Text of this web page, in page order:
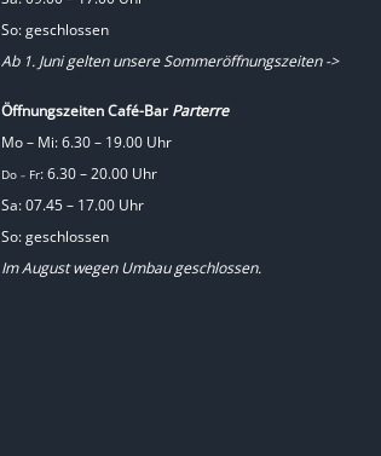
So: geschlossen
Ab 1. Juni gelten unsere Sommeröffnungszeiten ->
Öffnungszeiten Café-BarParterre
Mo – Mi: 6.30 – 19.00 Uhr
Do –Fr: 6.30 – 20.00 Uhr
Sa: 07.45 – 17.00 Uhr
So: geschlossen
Im August wegen Umbau geschlossen.